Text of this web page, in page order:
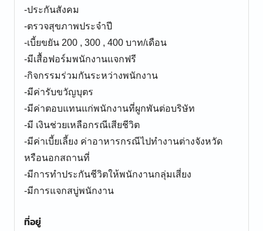
-ประกันสังคม
-ตรวจสุขภาพประจำปี
-เบี้ยขยัน 200 , 300 , 400 บาท/เดือน
-มีเสื้อฟอร์มพนักงานแจกฟรี
-กิจกรรมร่วมกันระหว่างพนักงาน
-มีค่ารับขวัญบุตร
-มีค่าตอบแทนแก่พนักงานที่ผูกพันต่อบริษัท
-มี เงินช่วยเหลือกรณีเสียชีวิต
-มีค่าเบี้ยเลี้ยง ค่าอาหารกรณีไปทำงานต่างจังหวัด
หรือนอกสถานที่
-มีการทำประกันชีวิตให้พนักงานกลุ่มเสี่ยง
ที่อยู่